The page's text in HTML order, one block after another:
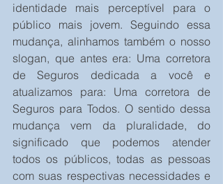
identidade mais perceptível para o
público mais jovem. Seguindo essa
mudança, alinhamos também o nosso
slogan, que antes era: Uma corretora
de Seguros dedicada a você e
atualizamos para: Uma corretora de
Seguros para Todos. O sentido dessa
mudança vem da pluralidade, do
significado que podemos atender
todos os públicos, todas as pessoas
com suas respectivas necessidades e